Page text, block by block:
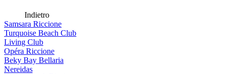
Indietro
Samsara Riccione
Turquoise Beach Club
Living Club
Opéra Riccione
Beky Bay Bellaria
Nereidas